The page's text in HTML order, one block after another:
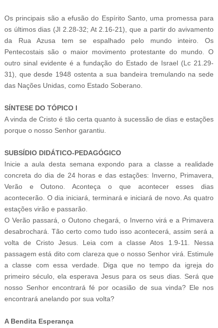
Os principais são a efusão do Espírito Santo, uma promessa para
os últimos dias (Jl 2.28-32; At 2.16-21), que a partir do avivamento
da Rua Azusa tem se espalhado pelo mundo inteiro. Os
Pentecostais são o maior movimento protestante do mundo. O
outro sinal evidente é a fundação do Estado de Israel (Lc 21.29-
31), que desde 1948 ostenta a sua bandeira tremulando na sede
das Nações Unidas, como Estado Soberano.
SÍNTESE DO TÓPICO I
A vinda de Cristo é tão certa quanto à sucessão de dias e estações
porque o nosso Senhor garantiu.
SUBSÍDIO DIDÁTICO-PEDAGÓGICO
Inicie a aula desta semana expondo para a classe a realidade
concreta do dia de 24 horas e das estações: Inverno, Primavera,
Verão e Outono. Aconteça o que acontecer esses dias
acontecerão. O dia iniciará, terminará e iniciará de novo. As quatro
estações virão e passarão.
O Verão passará, o Outono chegará, o Inverno virá e a Primavera
desabrochará. Tão certo como tudo isso acontecerá, assim será a
volta de Cristo Jesus. Leia com a classe Atos 1.9-11. Nessa
passagem está dito com clareza que o nosso Senhor virá. Estimule
a classe com essa verdade. Diga que no tempo da igreja do
primeiro século, ela esperava Jesus para os seus dias. Será que
nosso Senhor encontrará fé por ocasião de sua vinda? Ele nos
encontrará anelando por sua volta?
A Bendita Esperança